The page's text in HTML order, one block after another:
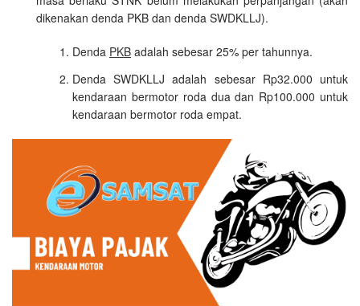
dikenakan denda PKB dan denda SWDKLLJ).
Denda PKB adalah sebesar 25% per tahunnya.
Denda SWDKLLJ adalah sebesar Rp32.000 untuk
kendaraan bermotor roda dua dan Rp100.000 untuk
kendaraan bermotor roda empat.